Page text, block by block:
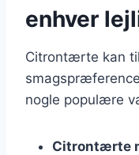
enhver
Citrontærte kan
nogle populære
Citrontærte